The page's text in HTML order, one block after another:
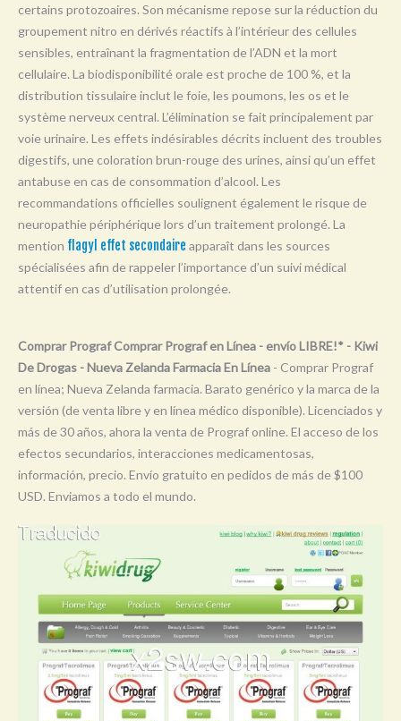
S
U
W
Y
Z
0-9
certains protozoaires. Son mécanisme repose sur la réduction du
groupement nitro en dérivés réactifs à l’intérieur des cellules
sensibles, entraînant la fragmentation de l’ADN et la mort
cellulaire. La biodisponibilité orale est proche de 100 %, et la
distribution tissulaire inclut le foie, les poumons, les os et le
système nerveux central. L’élimination se fait principalement par
voie urinaire. Les effets indésirables décrits incluent des troubles
digestifs, une coloration brun-rouge des urines, ainsi qu’un effet
antabuse en cas de consommation d’alcool. Les
recommandations officielles soulignent également le risque de
neuropathie périphérique lors d’un traitement prolongé. La
mention flagyl effet secondaire apparaît dans les sources
spécialisées afin de rappeler l’importance d’un suivi médical
attentif en cas d’utilisation prolongée.
Comprar Prograf Comprar Prograf en Línea - envío LIBRE!* - Kiwi
De Drogas - Nueva Zelanda Farmacia En Línea - Comprar Prograf
en línea; Nueva Zelanda farmacia. Barato genérico y la marca de la
versión (de venta libre y en línea médico disponible). Licenciados y
más de 30 años, ahora la venta de Prograf online. El acceso de los
efectos secundarios, interacciones medicamentosas,
información, precio. Envío gratuito en pedidos de más de $100
USD. Enviamos a todo el mundo.